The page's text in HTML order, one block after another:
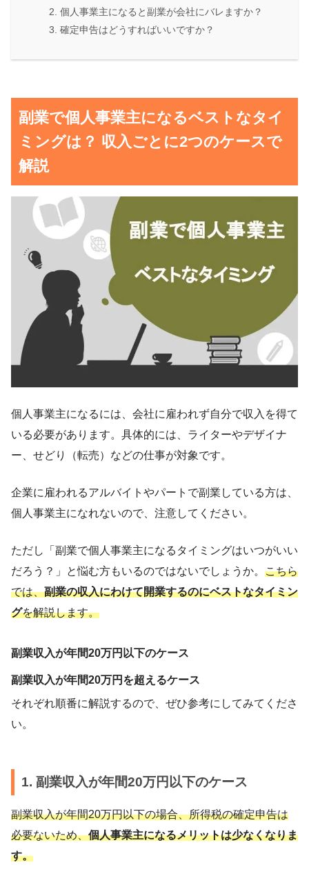
2. 個人事業主になると副業が会社にバレますか？
3. 確定申告はどうすればいいですか？
副業で個人事業主になるベストなタイ
ミングは？ 収入ごとに2つのケースで
解説
個人事業主になるには、会社に雇われず自分で収入を得て
いる必要があります。具体的には、ライターやデザイナ
ー、せどり（転売）などの仕事が対象です。
企業に雇われるアルバイトやパートで副業している方は、
個人事業主になれないので、注意してください。
ただし「副業で個人事業主になるタイミングはいつがいい
だろう？」と悩む方もいるのではないでしょうか。 こちら
では、副業の収入にわけて開業するのにベストなタイミン
グを解説します。
副業収入が年間20万円以下のケース
副業収入が年間20万円を超えるケース
それぞれ順番に解説するので、ぜひ参考にしてみてくださ
い。
1. 副業収入が年間20万円以下のケース
副業収入が年間20万円以下の場合、所得税の確定申告は
必要ないため、個人事業主になるメリットは少なくなりま
す。